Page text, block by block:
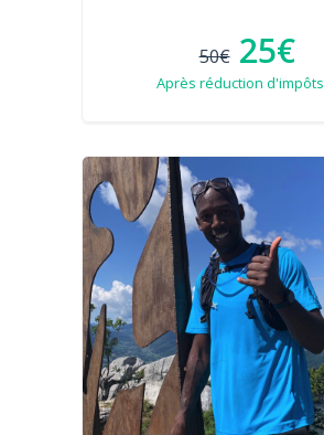
50€ 25€
Après réduction d'impôts